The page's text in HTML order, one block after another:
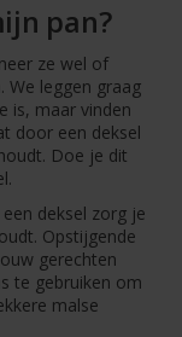
pan?
ze wel of
We leggen graag
is, maar vinden
door een deksel
Doe je dit
deksel zorg je
Opstijgende
gerechten
te gebruiken om
malse